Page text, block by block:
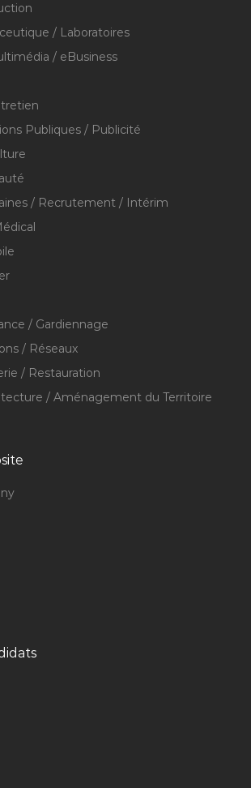
/ Laboratoires
/ eBusiness
Publiques / Publicité
/ Recrutement / Intérim
/ Gardiennage
/ Réseaux
/ Restauration
/ Aménagement du Territoire